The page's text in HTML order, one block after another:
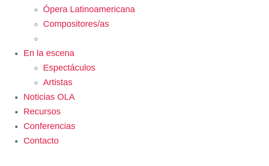
Ópera Latinoamericana
Compositores/as
En la escena
Espectáculos
Artistas
Noticias OLA
Recursos
Conferencias
Contacto